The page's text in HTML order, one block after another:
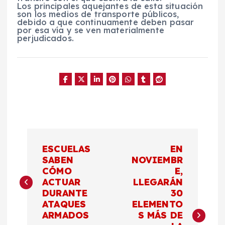
Los principales aquejantes de esta situación
son los medios de transporte públicos,
debido a que continuamente deben pasar
por esa vía y se ven materialmente
perjudicados.
v
ESCUELAS
SABEN
CÓMO
ACTUAR
DURANTE
ATAQUES
ARMADOS
EN
NOVIEMBR
E,
LLEGARÁN
30
ELEMENTO
S MÁS DE